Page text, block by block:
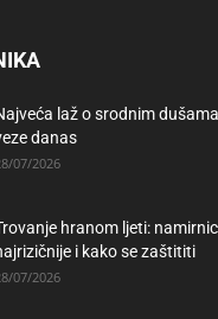
laž o srodnim
danas
07/2026
hranom ljeti:
i kako se zaštititi
07/2026